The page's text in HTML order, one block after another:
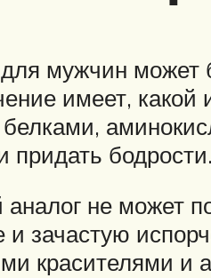
мужчин может
имеет,
придать бодрости.
не может
и зачастую
красителями и